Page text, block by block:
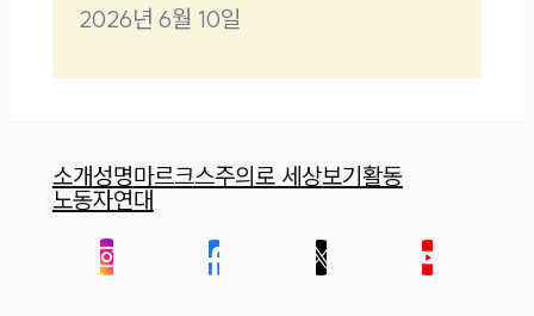
2026년 6월 10일
소개성명마르크스주의로 세상보기활동
노동자연대